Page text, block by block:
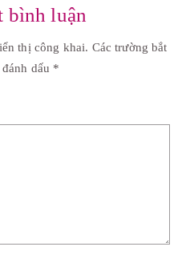
bình luận
thị công khai. Các trường bắt
dấu *